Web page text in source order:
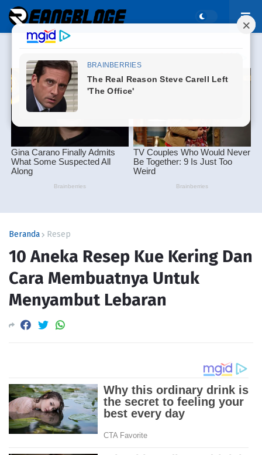
Beranda Resep
10 Aneka Resep Kue Kering Dan
Cara Membuatnya Untuk
Menyambut Lebaran